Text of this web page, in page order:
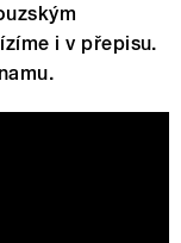
i v přepisu.